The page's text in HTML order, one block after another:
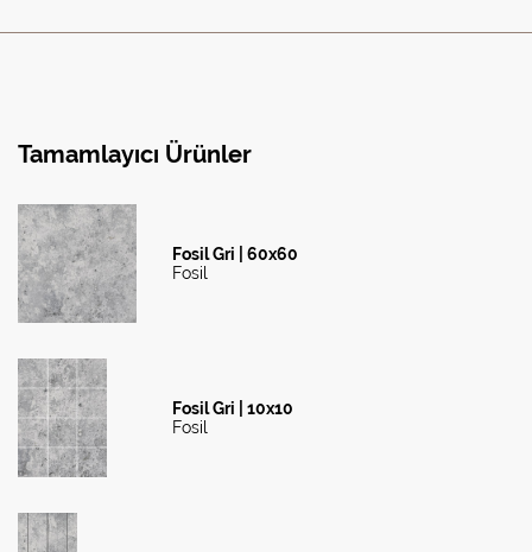
Tamamlayıcı Ürünler
Fosil Gri | 60x60
Fosil
Fosil Gri | 10x10
Fosil